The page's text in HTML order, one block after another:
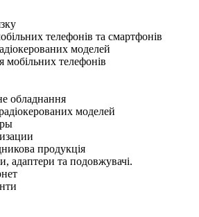
телефонів та смартфонів
моделей
мобільних телефонів
обладнання
моделей
продукція
адаптери та подовжувачі.